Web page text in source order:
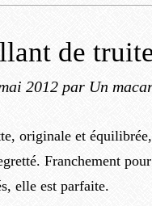
de
2012 par Un
originale et
Franchement
elle est parfaite.